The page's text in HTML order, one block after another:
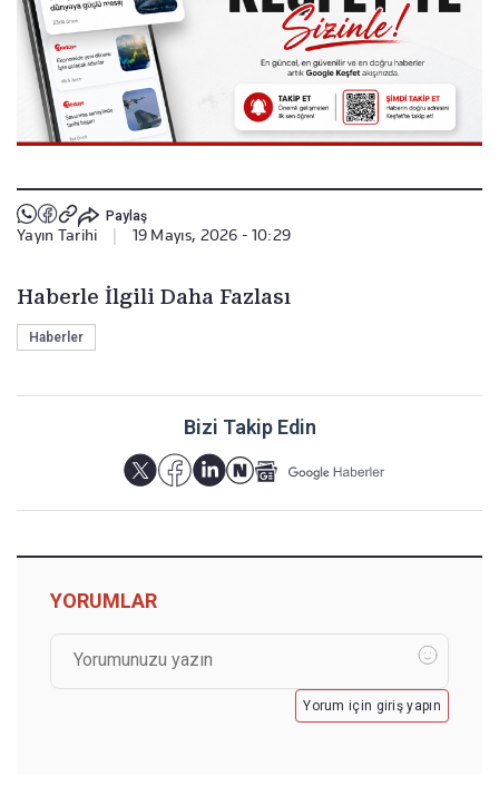
Paylaş
Yayın Tarihi 19 Mayıs, 2026 - 10:29
Haberle İlgili Daha Fazlası
Haberler
Bizi Takip Edin
YORUMLAR
Yorum için giriş yapın